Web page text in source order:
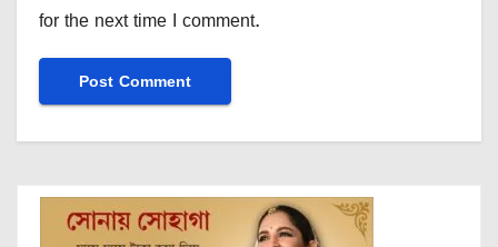
for the next time I comment.